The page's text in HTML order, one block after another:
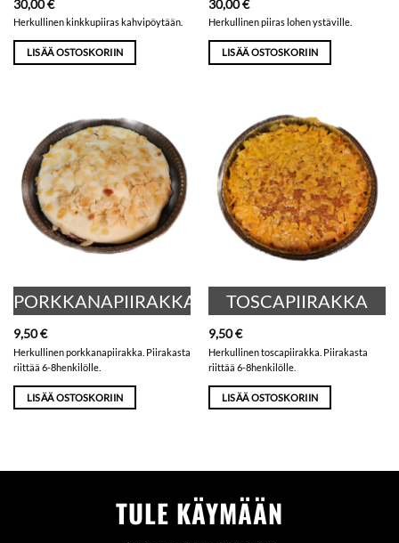
30,00€
Herkullinen kinkkupiiras kahvipöytään.
LISÄÄ OSTOSKORIIN
30,00€
Herkullinen piiras lohen ystäville.
LISÄÄ OSTOSKORIIN
PORKKANAPIIRAKKA
9,50€
Herkullinen porkkanapiirakka. Piirakasta
riittää 6-8henkilölle.
LISÄÄ OSTOSKORIIN
TOSCAPIIRAKKA
9,50€
Herkullinen toscapiirakka. Piirakasta
riittää 6-8henkilölle.
LISÄÄ OSTOSKORIIN
TULE KÄYMÄÄN